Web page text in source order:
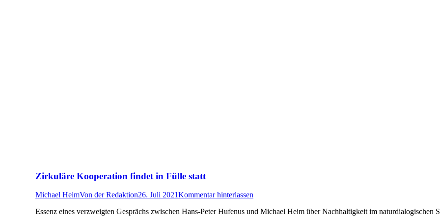
Zirkuläre Kooperation findet in Fülle statt
Michael HeimVon der Redaktion26. Juli 2021Kommentar hinterlassen
Essenz eines verzweigten Gesprächs zwischen Hans-Peter Hufenus und Michael Heim über Nachhaltigkeit im naturdialogischen